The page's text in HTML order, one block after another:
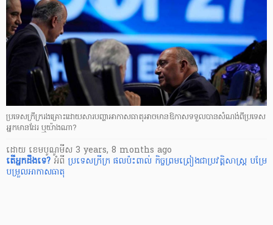
ប្រទេសក្រីក្ររងគ្រោះដោយសារបញ្ហាអាកាសធាតុអាចមានឱកាសទទួលបានសំណង់ពីប្រទេស
អ្នកមានដែរ ឬយ៉ាងណា?
ដោយ ​ ខេមបូណូមីស 3 years, 8 months ago
តើ​អ្នក​ដឹងទេ? អំពី ប្រទេសក្រីក្រ ផលប៉ះពាល់ កិច្ចព្រមព្រៀងជាប្រវត្តិសាស្ត្រ បម្រែ
បម្រួលអាកាសធាតុ